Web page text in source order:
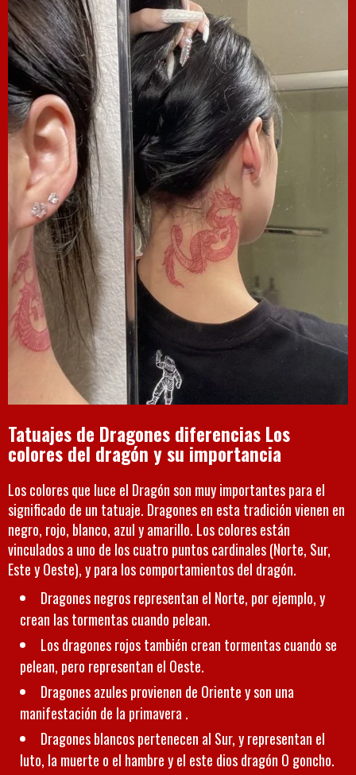
Tatuajes de Dragones diferencias Los
colores del dragón y su importancia
Los colores que luce el Dragón son muy importantes para el
significado de un tatuaje. Dragones en esta tradición vienen en
negro, rojo, blanco, azul y amarillo. Los colores están
vinculados a uno de los cuatro puntos cardinales (Norte, Sur,
Este y Oeste), y para los comportamientos del dragón.
Dragones negros representan el Norte, por ejemplo, y
crean las tormentas cuando pelean.
Los dragones rojos también crean tormentas cuando se
pelean, pero representan el Oeste.
Dragones azules provienen de Oriente y son una
manifestación de la primavera .
Dragones blancos pertenecen al Sur, y representan el
luto, la muerte o el hambre y el este dios dragón O goncho.